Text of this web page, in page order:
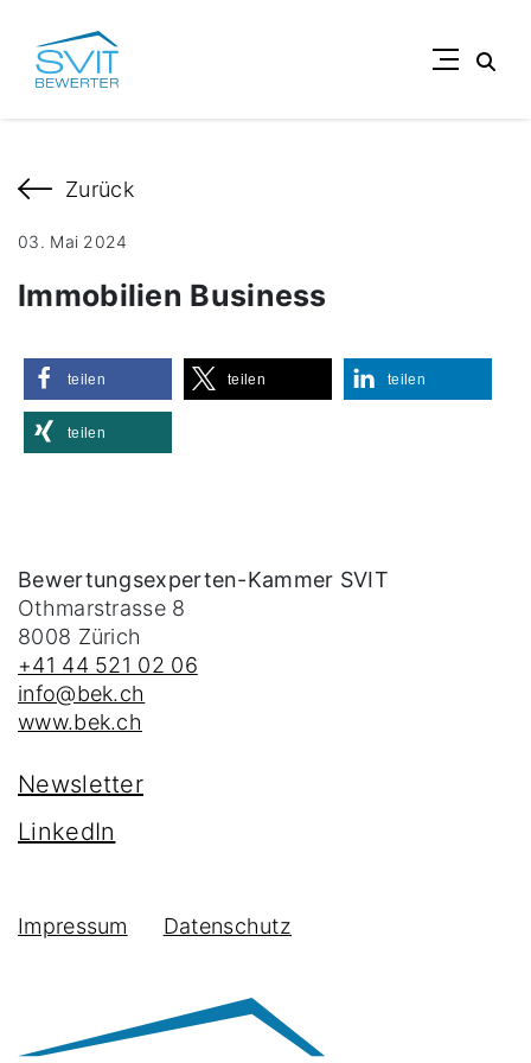
Zurück
03. Mai 2024
Immobilien Business
teilen teilen teilen
teilen
Bewertungsexperten-Kammer SVIT
Othmarstrasse 8
8008 Zürich
+41 44 521 02 06
info@bek.ch
www.bek.ch
Newsletter
LinkedIn
Impressum Datenschutz